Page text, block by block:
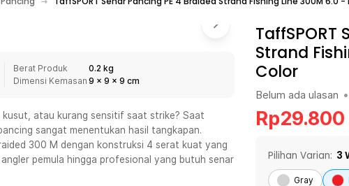
Jumat (08:00 - 20:00), Sabtu - Minggu/ Libur Nasional (08:00 - 17:00) Selengkapnya
Jumat (08:00 - 20:00), Sabtu - Minggu/ Libur Nasional (08:00 - 17:00) Selengkapnya
- Sabtu (09:00-20:00), Minggu/Libur Nasional (12:00-20:00), Tutup pada Idul Fitri
- Sabtu (09:00-20:00), Minggu/Libur Nasional (12:00-20:00), Tutup pada Idul Fitri
Senin - Jumat (07:00 - 20:00), Sabtu - Minggu (08:00 - 20:00), Tutup pada Idul Fitri
Jumat (08:00 - 20:00), Sabtu - Minggu/ Libur Nasional (08:00 - 17:00) Selengkapnya
Berat Produk
0.2 kg
Dimensi Kemasan 9 x 9 x 9 cm
kusut, atau kurang sensitif saat strike? Saat
sangat menentukan hasil tangkapan.
300 M dengan konstruksi 4 serat kuat yang
pemula hingga profesional yang butuh senar
TaffSPORT
Strand
Color
Belum ada ulasan •
Rp29.800
Pilihan Varian: 3
Gray